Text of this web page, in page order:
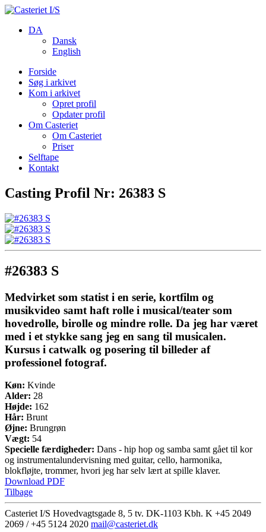
DA
Dansk
English
Forside
Søg i arkivet
Kom i arkivet
Opret profil
Opdater profil
Om Casteriet
Om Casteriet
Priser
Selftape
Kontakt
Casting Profil Nr: 26383 S
#26383 S
Medvirket som statist i en serie, kortfilm og
musikvideo samt haft rolle i musical/teater som
hovedrolle, birolle og mindre rolle. Da jeg har været
med i et stykke sang jeg en sang til musicalen.
Kursus i catwalk og posering til billeder af
professionel fotograf.
Køn: Kvinde
Alder: 28
Højde: 162
Hår: Brunt
Øjne: Brungrøn
Vægt: 54
Specielle færdigheder: Dans - hip hop og samba samt gået til kor
og instrumentalundervisning med guitar, cello, harmonika,
blokfløjte, trommer, hvori jeg har selv lært at spille klaver.
Download PDF
Tilbage
Casteriet I/S Hovedvagtsgade 8, 5 tv. DK-1103 Kbh. K +45 2049
2069 / +45 5124 2020 mail@casteriet.dk